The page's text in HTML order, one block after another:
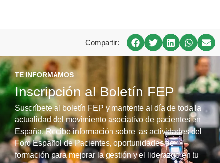
Compartir:
TE INFORMAMOS
Inscripción al Boletín FEP
Suscríbete al boletín FEP y mantente al día de toda la
actualidad del movimiento asociativo de pacientes en
España. Recibe información sobre las actividades del
Foro Español de Pacientes, oportunidades de
formación para mejorar la gestión y el liderazgo en tu